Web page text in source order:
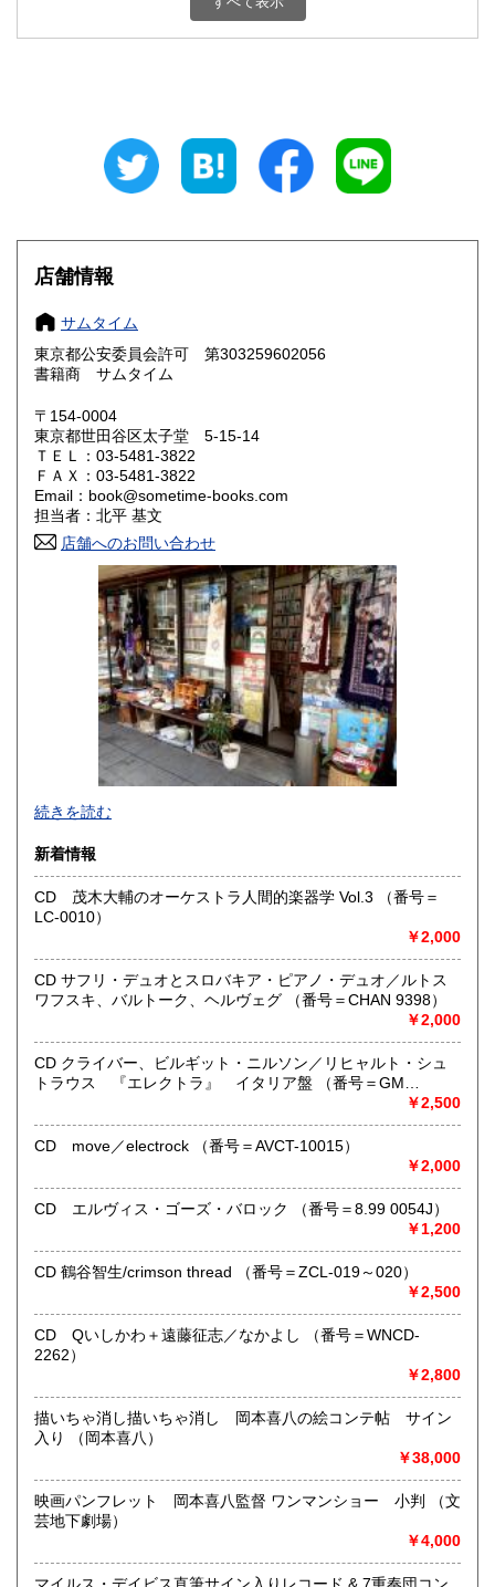
600円 三重県
大阪府
奈良県
鳥取県 600円 島根県
岡山県
山口県 600円
香川県 愛媛県
高知県 600円
600円 長崎県
600円 大分県
600円 鹿児島県
600円
店舗情報
サムタイム
東京都公安委員会許可 第303259602056
書籍商 サムタイム
〒154-0004
東京都世田谷区太子堂 5-15-14
ＴＥＬ：03-5481-3822
ＦＡＸ：03-5481-3822
Email：book@sometime-books.com
担当者：北平 基文
店舗へのお問い合わせ
●当店では国内送料は無料です。（特記されたものを除きま
す）。
ール、定形外郵便、
ネコポス、ヤマト宅急便などでお届けしています。
但し、お客様が配送方法をご指定になる場合又は、
後払いをご希望の場合は送料の実費をお支払い頂きます。
代引きをご希望の場合は代引き手数料及び送料の実費をお
支払い下さい。
●公費ご購入を承ります。 送料は実費をご負担下さい。 お
支払いは後払いが可能です。
※当店は【インボイス制度】の適格請求書発行事業者では
ございません。
●当店では迅速な発送を心掛けています。
ご送金、ご決済の確認が出来ましたら通常24時間以内にお
●商品の発送に際しては水濡れ対策等、丁寧な梱包を心掛けて
す。 ご容赦下さい。
●当店は古書以外にも様々な商品を取り扱っています。下記
沿線名：東急田園都市線
最寄駅：三軒茶屋駅北出口Aから下北沢方面へ6分 ゴリラビ
ルの向かい 小田急バス太子堂停留所前
営業時間：平日=10:00〜19:00 日曜・祭日=12:00～18:00
定休日：火曜日
書籍の買取について
店頭買取り、出張買取りを承っております。
お気軽にご相談下さい。
取り扱い分野
一般（その他）
続きを読む
新着情報
CD 茂木大輔のオーケストラ人間的楽器学 Vol.3 （番号＝
LC-0010）
￥2,000
CD サフリ・デュオとスロバキア・ピアノ・デュオ／ルトス
ワフスキ、バルトーク、ヘルヴェグ （番号＝CHAN 9398）
￥2,000
CD クライバー、ビルギット・ニルソン／リヒャルト・シュ
トラウス 『エレクトラ』 イタリア盤 （番号＝GM
￥2,500
CD move／electrock （番号＝AVCT-10015）
￥2,000
CD エルヴィス・ゴーズ・バロック （番号＝8.99 0054J）
￥1,200
CD 鶴谷智生/crimson thread （番号＝ZCL-019～020）
￥2,500
CD Qいしかわ＋遠藤征志／なかよし （番号＝WNCD-
2262）
￥2,800
描いちゃ消し描いちゃ消し 岡本喜八の絵コンテ帖 サイン
入り （岡本喜八）
￥38,000
映画パンフレット 岡本喜八監督 ワンマンショー 小判 （文
芸地下劇場）
￥4,000